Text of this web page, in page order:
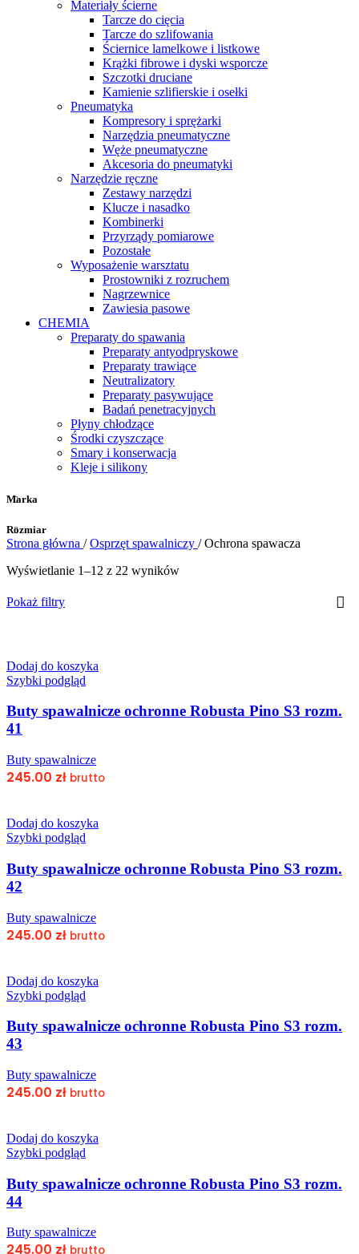
Materiały ścierne
Tarcze do cięcia
Tarcze do szlifowania
Ściernice lamelkowe i listkowe
Krążki fibrowe i dyski wsporcze
Szczotki druciane
Kamienie szlifierskie i osełki
Pneumatyka
Kompresory i sprężarki
Narzędzia pneumatyczne
Węże pneumatyczne
Akcesoria do pneumatyki
Narzędzie ręczne
Zestawy narzędzi
Klucze i nasadko
Kombinerki
Przyrządy pomiarowe
Pozostałe
Wyposażenie warsztatu
Prostowniki z rozruchem
Nagrzewnice
Zawiesia pasowe
CHEMIA
Preparaty do spawania
Preparaty antyodpryskowe
Preparaty trawiące
Neutralizatory
Preparaty pasywujące
Badań penetracyjnych
Płyny chłodzące
Środki czyszczące
Smary i konserwacja
Kleje i silikony
Marka
Rozmiar
Strona główna / Osprzęt spawalniczy / Ochrona spawacza
Wyświetlanie 1–12 z 22 wyników
Pokaż filtry
Dodaj do koszyka
Szybki podgląd
Buty spawalnicze ochronne Robusta Pino S3 rozm.
41
Buty spawalnicze
245.00 zł brutto
Dodaj do koszyka
Szybki podgląd
Buty spawalnicze ochronne Robusta Pino S3 rozm.
42
Buty spawalnicze
245.00 zł brutto
Dodaj do koszyka
Szybki podgląd
Buty spawalnicze ochronne Robusta Pino S3 rozm.
43
Buty spawalnicze
245.00 zł brutto
Dodaj do koszyka
Szybki podgląd
Buty spawalnicze ochronne Robusta Pino S3 rozm.
44
Buty spawalnicze
245.00 zł brutto